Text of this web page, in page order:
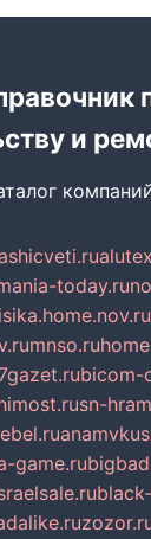
и
today.ru
mnso.ru
bicom-
sn-
game.ru